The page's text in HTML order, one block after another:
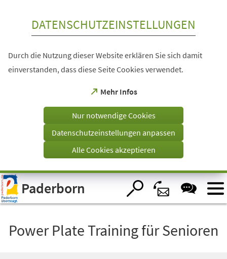
Visuelle
Assistenzsoftware
öffnen.
DATENSCHUTZEINSTELLUNGEN
Durch die Nutzung dieser Website erklären Sie sich damit
einverstanden, dass diese Seite Cookies verwendet.
Mehr Infos
(Öffnet
einem
Tab)
Nur notwendige Cookies
Datenschutzeinstellungen anpassen
Alle Cookies akzeptieren
Paderborn
Power Plate Training für Senioren